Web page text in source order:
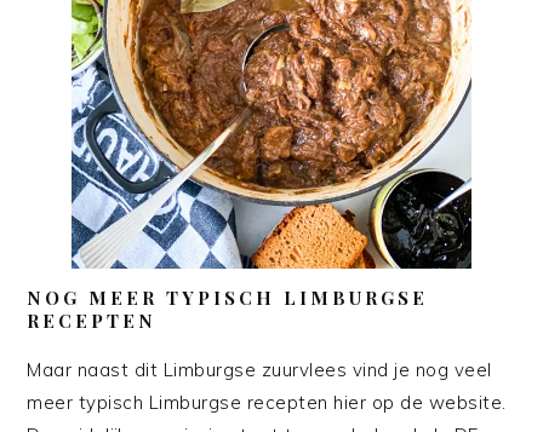
NOG MEER TYPISCH LIMBURGSE
RECEPTEN
Maar naast dit Limburgse zuurvlees vind je nog veel
meer typisch Limburgse recepten hier op de website.